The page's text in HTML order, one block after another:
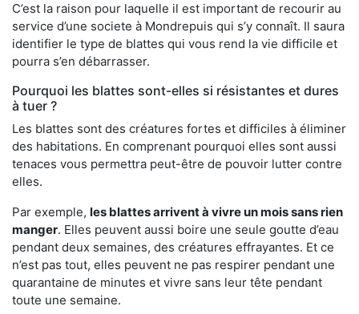
C’est la raison pour laquelle il est important de recourir au
service d’une societe à Mondrepuis qui s’y connaît. Il saura
identifier le type de blattes qui vous rend la vie difficile et
pourra s’en débarrasser.
Pourquoi les blattes sont-elles si résistantes et dures
à tuer ?
Les blattes sont des créatures fortes et difficiles à éliminer
des habitations. En comprenant pourquoi elles sont aussi
tenaces vous permettra peut-être de pouvoir lutter contre
elles.
Par exemple, les blattes arrivent à vivre un mois sans rien
manger. Elles peuvent aussi boire une seule goutte d’eau
pendant deux semaines, des créatures effrayantes. Et ce
n’est pas tout, elles peuvent ne pas respirer pendant une
quarantaine de minutes et vivre sans leur tête pendant
toute une semaine.